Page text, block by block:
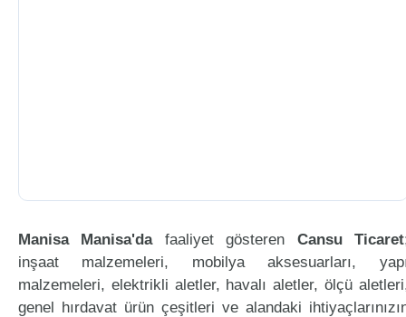
Manisa Manisa'dafaaliyet gösteren Cansu Ticaret
inşaat malzemeleri, mobilya aksesuarları,
malzemeleri, elektrikli aletler, havalı aletler, ölçü
genel hırdavat ürün çeşitleri ve alandaki